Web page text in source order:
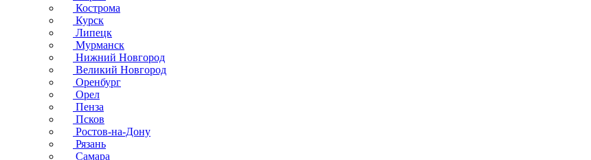
Кострома
Курск
Липецк
Мурманск
Нижний Новгород
Великий Новгород
Оренбург
Орел
Пенза
Псков
Ростов-на-Дону
Рязань
Самара